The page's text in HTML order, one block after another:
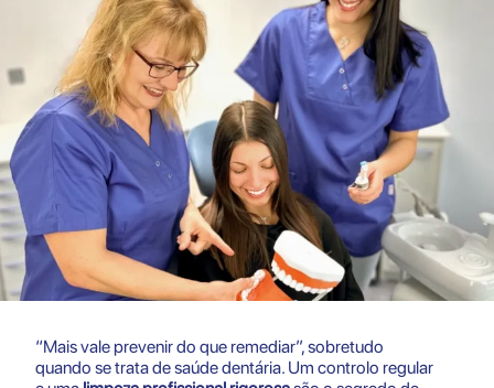
“Mais vale prevenir do que remediar”, sobretudo
quando se trata de saúde dentária. Um controlo regular